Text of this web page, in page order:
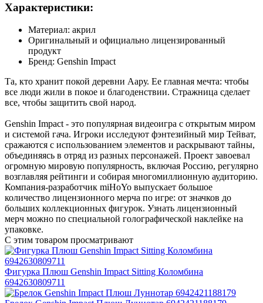
Характеристики:
Материал: акрил
Оригинальный и официально лицензированный
продукт
Бренд: Genshin Impact
Та, кто хранит покой деревни Аару. Ее главная мечта: чтобы
все люди жили в покое и благоденствии. Стражница сделает
все, чтобы защитить свой народ.
Genshin Impact - это популярная видеоигра с открытым миром
и системой гача. Игроки исследуют фэнтезийный мир Тейват,
сражаются с использованием элементов и раскрывают тайны,
объединяясь в отряд из разных персонажей. Проект завоевал
огромную мировую популярность, включая Россию, регулярно
возглавляя рейтинги и собирая многомиллионную аудиторию.
Компания-разработчик miHoYo выпускает большое
количество лицензионного мерча по игре: от значков до
больших коллекционных фигурок. Узнать лицензионный
мерч можно по специальной голографической наклейке на
упаковке.
С этим товаром просматривают
Фигурка Плюш Genshin Impact Sitting Коломбина
6942630809711